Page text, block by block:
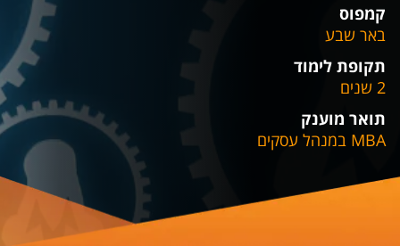
קמפוס
באר שבע
תקופת לימוד
2 שנים
תואר מוענק
MBA במנהל עסקים